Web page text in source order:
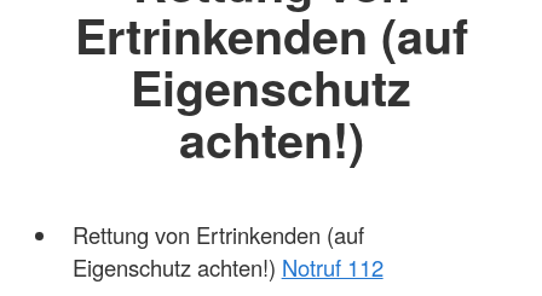
Ertrinkenden (auf
Eigenschutz
achten!)
Rettung von Ertrinkenden (auf
Eigenschutz achten!) Notruf 112